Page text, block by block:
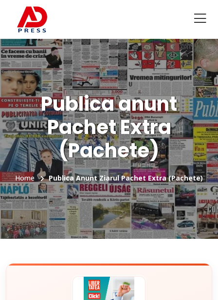
Publica anunt
Pachet Extra
(Pachete)
Home Publica Anunt Ziarul Pachet Extra (Pachete)